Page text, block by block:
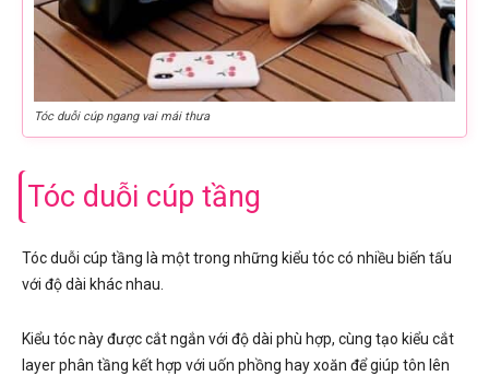
Tóc duỗi cúp ngang vai mái thưa
Tóc duỗi cúp tầng
Tóc duỗi cúp tầng là một trong những kiểu tóc có nhiều biến tấu
với độ dài khác nhau.
Kiểu tóc này được cắt ngắn với độ dài phù hợp, cùng tạo kiểu cắt
layer phân tầng kết hợp với uốn phồng hay xoăn để giúp tôn lên